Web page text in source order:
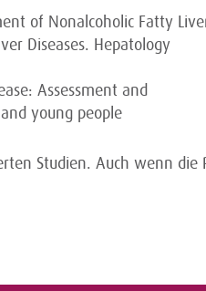
of Nonalcoholic Fatty
Diseases. Hepa­tology
Assessment and
young people
Studien. Auch wenn